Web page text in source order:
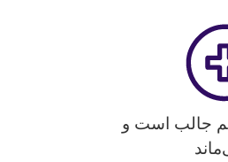
هم جالب است و